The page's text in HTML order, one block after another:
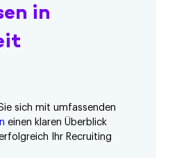
in
sich mit umfassenden
einen klaren Überblick
Ihr Recruiting